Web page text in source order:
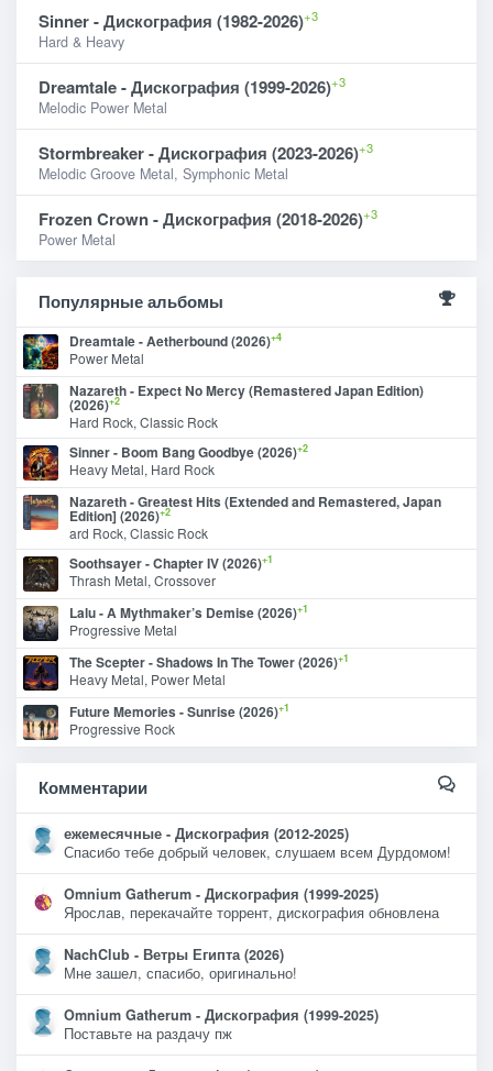
Sinner - Дискография (1982-2026)+3
Hard & Heavy
Dreamtale - Дискография (1999-2026)+3
Melodic Power Metal
Stormbreaker - Дискография (2023-2026)+3
Melodic Groove Metal, Symphonic Metal
Frozen Crown - Дискография (2018-2026)+3
Power Metal
Популярные альбомы
Dreamtale - Aetherbound (2026)+4
Power Metal
Nazareth - Expect No Mercy (Remastered Japan Edition)
(2026)+2
Hard Rock, Classic Rock
Sinner - Boom Bang Goodbye (2026)+2
Heavy Metal, Hard Rock
Nazareth - Greatest Hits (Extended and Remastered, Japan
Edition] (2026)+2
ard Rock, Classic Rock
Soothsayer - Chapter IV (2026)+1
Thrash Metal, Crossover
Lalu - A Mythmaker’s Demise (2026)+1
Progressive Metal
The Scepter - Shadows In The Tower (2026)+1
Heavy Metal, Power Metal
Future Memories - Sunrise (2026)+1
Progressive Rock
Комментарии
ежемесячные - Дискография (2012-2025)
Спасибо тебе добрый человек, слушаем всем Дурдомом!
Omnium Gatherum - Дискография (1999-2025)
Ярослав, перекачайте торрент, дискография обновлена
NachClub - Ветры Египта (2026)
Мне зашел, спасибо, оригинально!
Omnium Gatherum - Дискография (1999-2025)
Поставьте на раздачу пж